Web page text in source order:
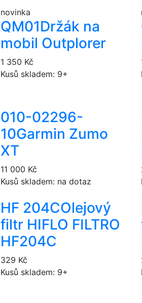
novinka
QM01Držák na
mobil Outplorer
1 350 Kč
Kusů skladem: 9+
010-02296-
10Garmin Zumo
XT
11 000 Kč
Kusů skladem: na dotaz
HF 204COlejový
filtr HIFLO FILTRO
HF204C
329 Kč
Kusů skladem: 9+